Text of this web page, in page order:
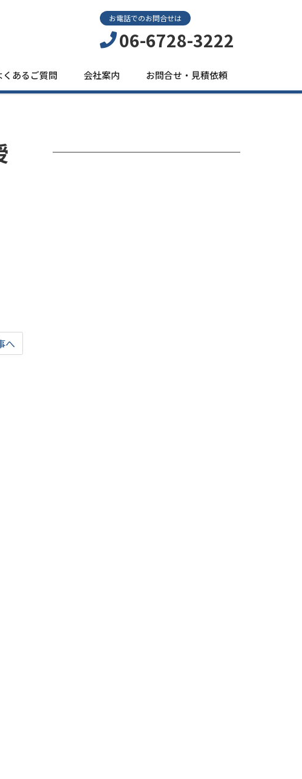
お電話でのお問合せは
06-6728-3222
くあるご質問 会社案内 お問合せ・見積依頼
へ